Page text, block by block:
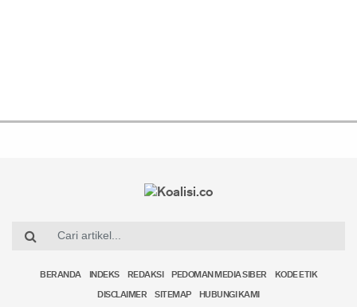
BERANDA INDEKS REDAKSI PEDOMAN MEDIA SIBER KODE ETIK
DISCLAIMER SITEMAP HUBUNGI KAMI